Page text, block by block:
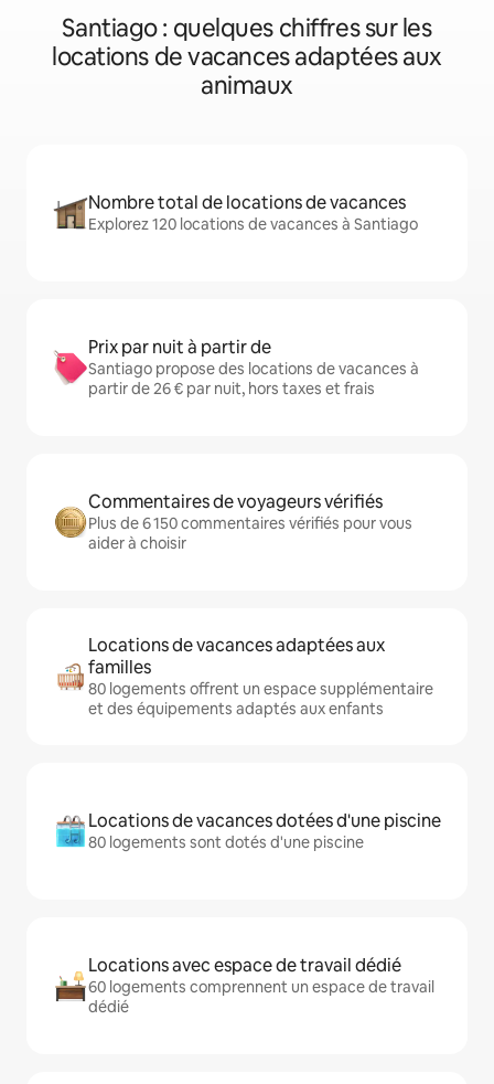
Santiago : quelques chiffres sur les
locations de vacances adaptées aux
animaux
Nombre total de locations de vacances
Explorez 120 locations de vacances à Santiago
Prix par nuit à partir de
Santiago propose des locations de vacances à
partir de 26 € par nuit, hors taxes et frais
Commentaires de voyageurs vérifiés
Plus de 6 150 commentaires vérifiés pour vous
aider à choisir
Locations de vacances adaptées aux
familles
80 logements offrent un espace supplémentaire
et des équipements adaptés aux enfants
Locations de vacances dotées d'une piscine
80 logements sont dotés d'une piscine
Locations avec espace de travail dédié
60 logements comprennent un espace de travail
dédié